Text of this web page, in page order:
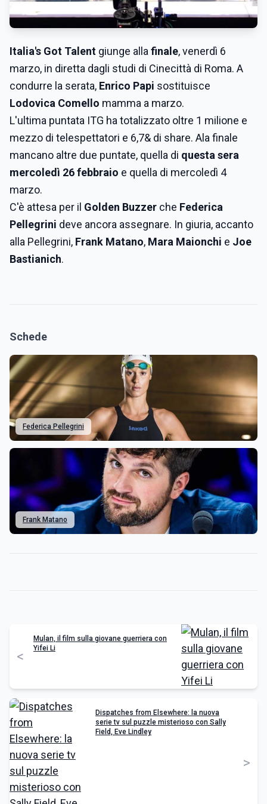
Italia's Got Talent giunge alla finale, venerdì 6
marzo, in diretta dagli studi di Cinecittà di Roma. A
condurre la serata, Enrico Papi sostituisce
Lodovica Comello mamma a marzo.
L'ultima puntata ITG ha totalizzato oltre 1 milione e
mezzo di telespettatori e 6,7& di share. Ala finale
mancano altre due puntate, quella di questa sera
mercoledì 26 febbraio e quella di mercoledì 4
marzo.
C'è attesa per il Golden Buzzer che Federica
Pellegrini deve ancora assegnare. In giuria, accanto
alla Pellegrini, Frank Matano, Mara Maionchi e Joe
Bastianich.
Schede
Federica Pellegrini
Frank Matano
<
Mulan, il film sulla giovane guerriera con
Yifei Li
Dispatches from Elsewhere: la nuova
serie tv sul puzzle misterioso con Sally
Field, Eve Lindley
>